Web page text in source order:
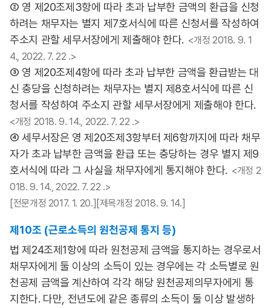
② 영 제20조제3항에 따라 초과 납부한 금액의 환급을 신청
하려는 채무자는 별지 제7호서식에 따른 신청서를 작성하여
주소지 관할 세무서장에게 제출해야 한다. <개정 2018. 9. 1
4., 2022. 7. 22 .>
③ 영 제20조제4항에 따라 초과 납부한 금액을 환급받는 대
신 충당을 신청하려는 채무자는 별지 제8호서식에 따른 신
청서를 작성하여 주소지 관할 세무서장에게 제출해야 한다.
<개정 2018. 9. 14., 2022. 7. 22 .>
④ 세무서장은 영 제20조제3항부터 제6항까지에 따라 채무
자가 초과 납부한 금액을 환급 또는 충당하는 경우 별지 제9
호서식에 따라 그 사실을 채무자에게 통지해야 한다. <개정 2
018. 9. 14., 2022. 7. 22 .>
[전문개정 2017. 1. 20.][제목개정 2018. 9. 14.]
제10조 (근로소득의 원천공제 통지 등)
법 제24조제1항에 따라 원천공제 금액을 통지하는 경우로서
채무자에게 둘 이상의 소득이 있는 경우에는 각 소득별로 원
천공제 금액을 계산하여 각각 해당 원천공제의무자에게 통
지한다. 다만, 전년도에 같은 종류의 소득이 둘 이상 발생하